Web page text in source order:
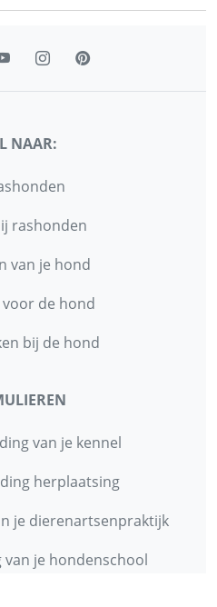
NAAR:
rashonden
van je hond
de hond
bij de hond
van je kennel
herplaatsing
je dierenartsenpraktijk
je hondenschool